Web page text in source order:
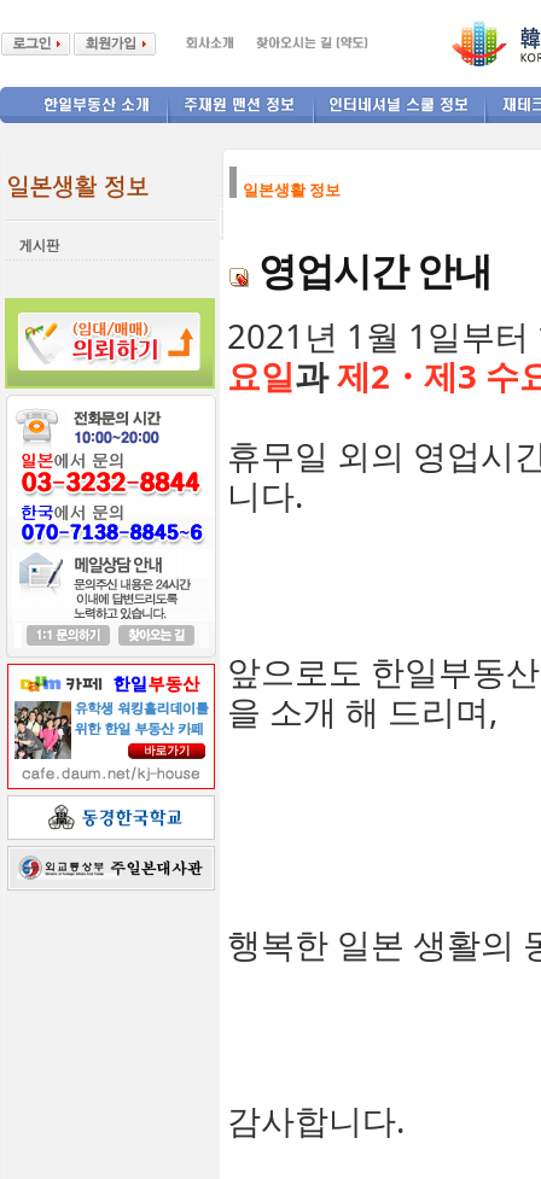
일본생활 정보
영업시간 안내
2021년 1월 1일부
요일과제2・제3 수
휴무일 외의 영업시
니다.
앞으로도 한일부동
을 소개 해 드리며,
행복한 일본 생활의
감사합니다.